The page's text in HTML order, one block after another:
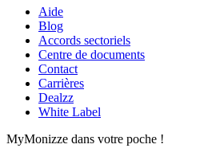
Aide
Blog
Accords sectoriels
Centre de documents
Contact
Carrières
Dealzz
White Label
MyMonizze dans votre poche !